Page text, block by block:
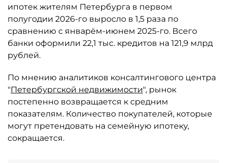
ипотек жителям Петербурга в первом
полугодии 2026-го выросло в 1,5 раза по
сравнению с январём-июнем 2025-го. Всего
банки оформили 22,1 тыс. кредитов на 121,9 млрд
рублей.
По мнению аналитиков консалтингового центра
"Петербургской недвижимости", рынок
постепенно возвращается к средним
показателям. Количество покупателей, которые
могут претендовать на семейную ипотеку,
сокращается.